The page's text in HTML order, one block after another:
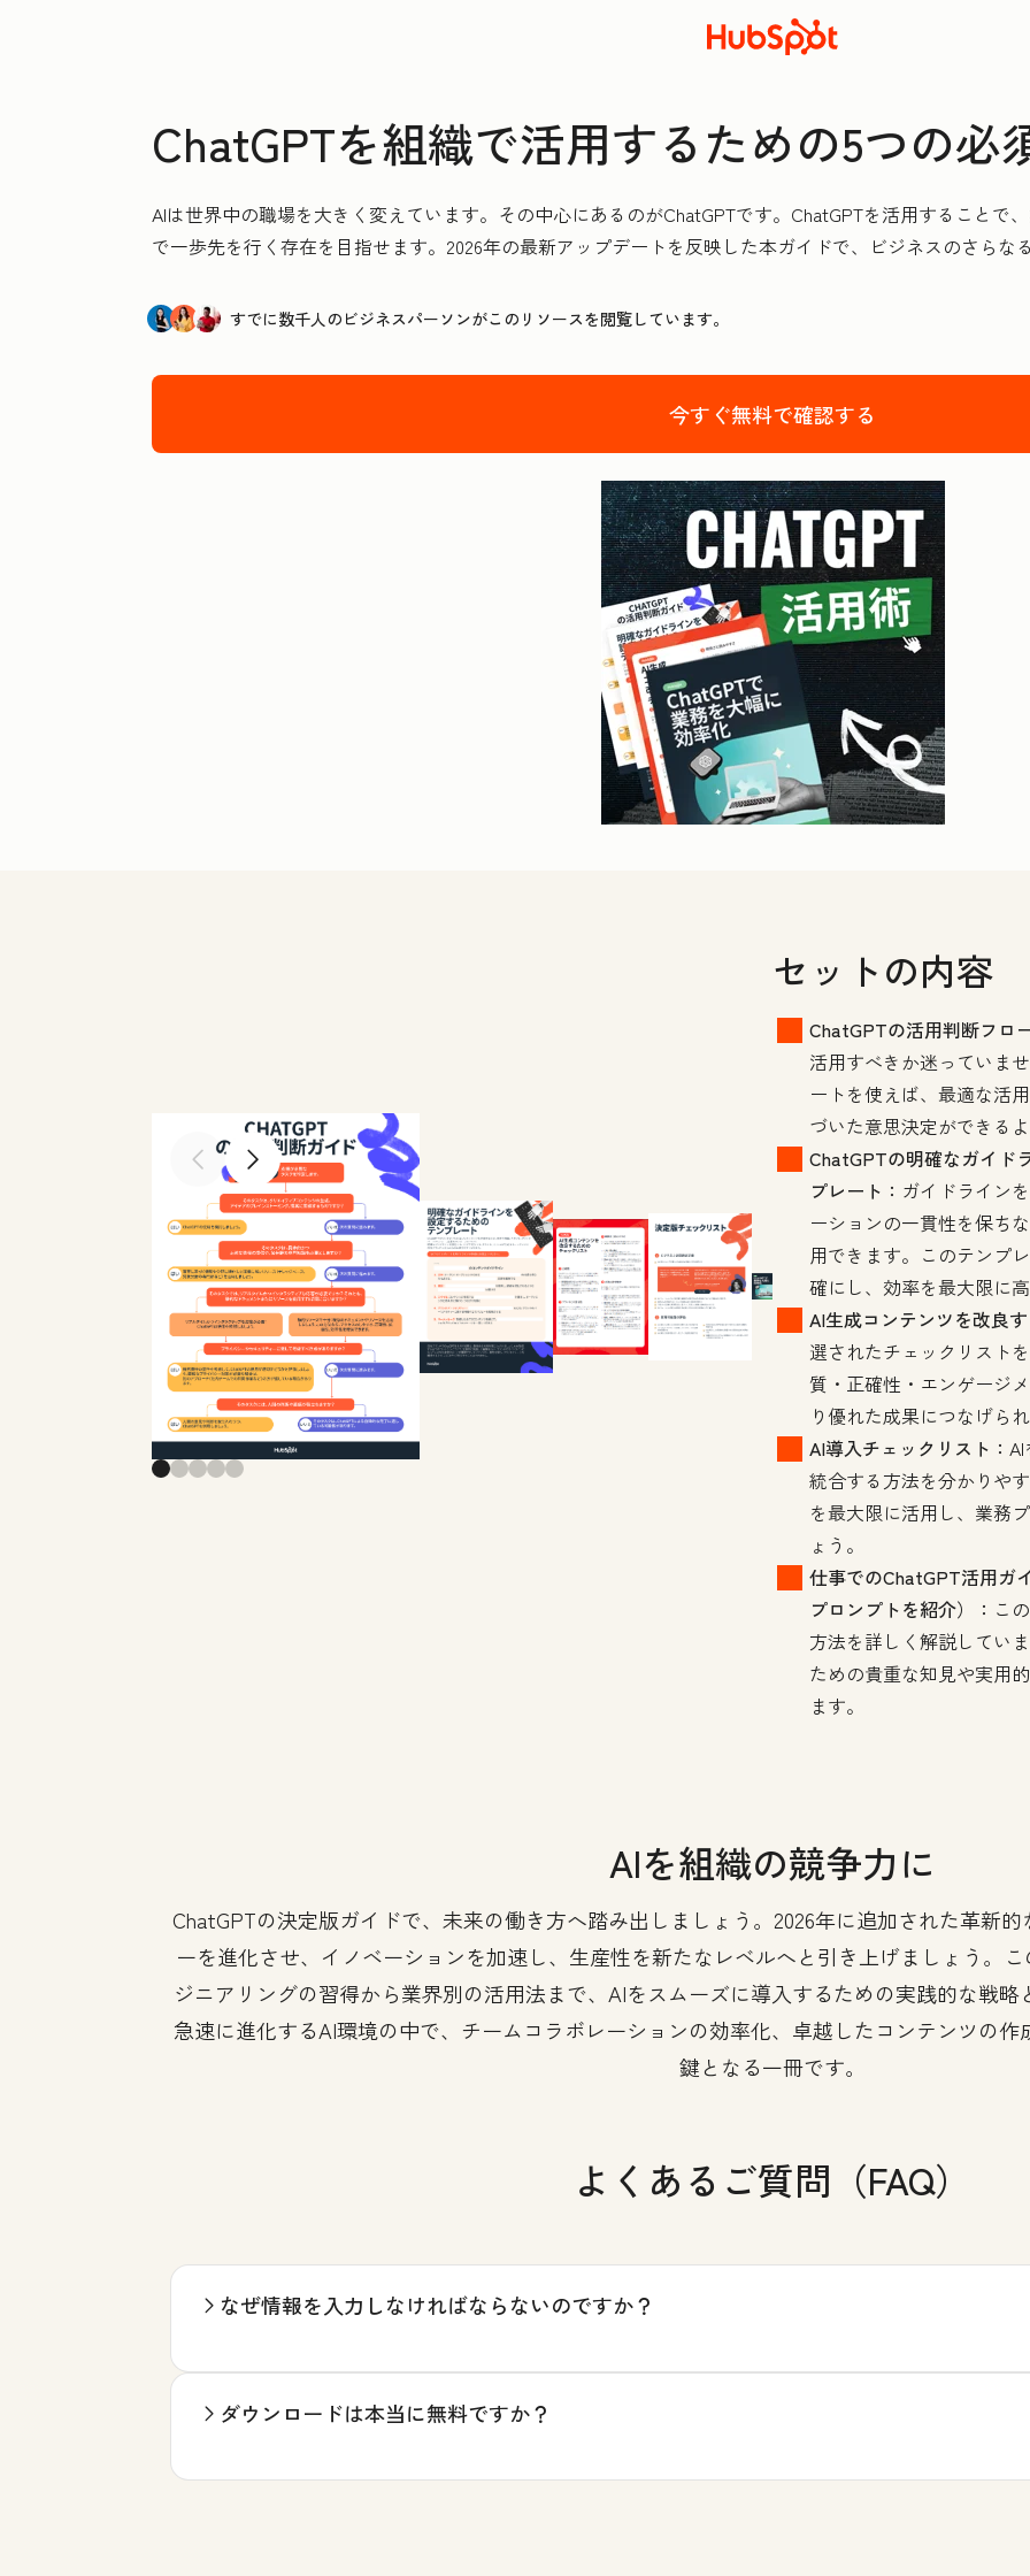
ChatGPTを組織で活用するための5つの必
AIは世界中の職場を大きく変えています。その中心にあるのがChatGPTです。ChatGPTを活用することで
で一歩先を行く存在を目指せます。2026年の最新アップデートを反映した本ガイドで、ビジネスのさらな
すでに数千人のビジネスパーソンがこのリソースを閲覧しています。
今すぐ無料で確認する
前のスライドへ
次のスライドへ
セットの内容
ChatGPTの活用判断フロ
活用すべきか迷っていま
ートを使えば、最適な活
づいた意思決定ができる
ChatGPTの明確なガイド
プレート： ガイドライン
ーションの一貫性を保ち
用できます。このテンプ
確にし、効率を最大限に高
AI生成コンテンツを改良
選されたチェックリスト
質・正確性・エンゲージ
り優れた成果につなげられ
AI導入チェックリスト：
統合する方法を分かりや
を最大限に活用し、業務
ょう。
仕事でのChatGPT活用ガ
プロンプトを紹介）： こ
方法を詳しく解説してい
ための貴重な知見や実用
ます。
AIを組織の競争力に
ChatGPTの決定版ガイドで、未来の働き方へ踏み出しましょう。2026年に追加された革新
ーを進化させ、イノベーションを加速し、生産性を新たなレベルへと引き上げましょう。
ジニアリングの習得から業界別の活用法まで、AIをスムーズに導入するための実践的な戦略
急速に進化するAI環境の中で、チームコラボレーションの効率化、卓越したコンテンツの
鍵となる一冊です。
よくあるご質問（FAQ）
なぜ情報を入力しなければならないのですか？
ダウンロードは本当に無料ですか？